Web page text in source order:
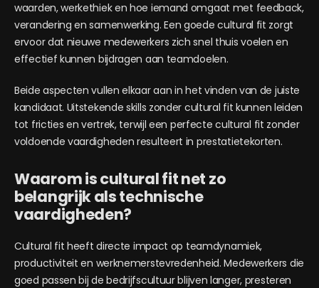
waarden, werkethiek en hoe iemand omgaat met feedback,
verandering en samenwerking. Een goede cultural fit zorgt
ervoor dat nieuwe medewerkers zich snel thuis voelen en
effectief kunnen bijdragen aan teamdoelen.
Beide aspecten vullen elkaar aan in het vinden van de juiste
kandidaat. Uitstekende skills zonder cultural fit kunnen leiden
tot fricties en vertrek, terwijl een perfecte cultural fit zonder
voldoende vaardigheden resulteert in prestatietekorten.
Waarom is cultural fit net zo
belangrijk als technische
vaardigheden?
Cultural fit heeft directe impact op teamdynamiek,
productiviteit en werknemerstevredenheid. Medewerkers die
goed passen bij de bedrijfscultuur blijven langer, presteren